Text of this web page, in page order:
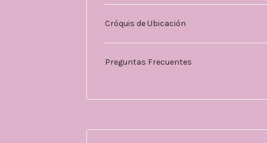
Cróquis de Ubicación
Preguntas Frecuentes